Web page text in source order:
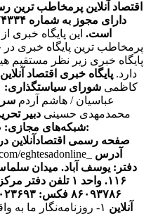
اقتصاد آنلاین پرمخاطب ترین
است.
پرمخاطب ترین پایگاه خبری
پایگاه خبری زیر نظر مستقیم
دارد. پایگاه خبری اقتصاد آنلاین
کاظمی شورای سیاستگذاری:
عباسیان / هاشم آردم
محمدمهدی حسینی دبیر
شبکه‌های مجازی:صفحه رسمی اقتصادآنلاین در توییتر:
صفحه رسمی اقتصادآنلاین در
eghtesadonline_ آدرس
دفتر: یوسف آباد. میدان
۱۱۶. واحد ۱
۸۶۰۹۳۷۸۶ فکس: ۸۸۰۲۳۶۹۳
آنلاین
۱- روزنامه‌نگار ما به